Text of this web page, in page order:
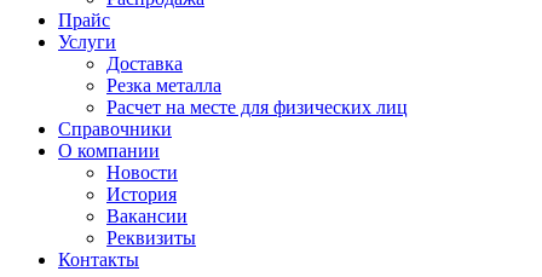
Прайс
Услуги
Доставка
Резка металла
Расчет на месте для физических лиц
Справочники
О компании
Новости
История
Вакансии
Реквизиты
Контакты